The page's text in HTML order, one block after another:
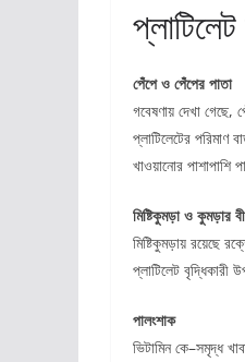
পেঁপে ও পেঁপের পাতা
গবেষণায় দেখা
প্লাটিলেটের পরিমাণ
খাওয়ানোর পাশাপাশি
মিষ্টিকুমড়া ও কুমড়ার
মিষ্টিকুমড়ায় রয়েছে
প্লাটিলেট বৃদ্ধিকারী
পালংশাক
ভিটামিন কে–সমৃদ্ধ